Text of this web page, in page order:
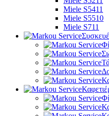
Miele S5411
Miele S5510
Miele S711